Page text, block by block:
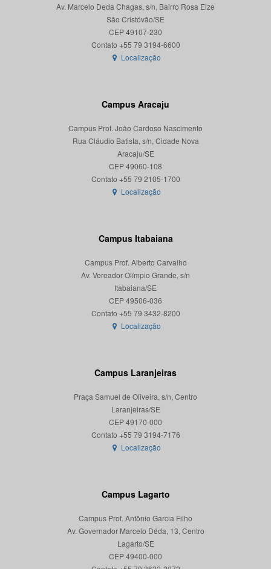
Av. Marcelo Deda Chagas, s/n, Bairro Rosa Elze
São Cristóvão/SE
CEP 49107-230
Localização
Campus Aracaju
Campus Prof. João Cardoso Nascimento
Rua Cláudio Batista, s/n, Cidade Nova
Aracaju/SE
CEP 49060-108
Localização
Campus Itabaiana
Campus Prof. Alberto Carvalho
Av. Vereador Olímpio Grande, s/n
Itabaiana/SE
CEP 49506-036
Localização
Campus Laranjeiras
Praça Samuel de Oliveira, s/n, Centro
Laranjeiras/SE
CEP 49170-000
Localização
Campus Lagarto
Campus Prof. Antônio Garcia Filho
Av. Governador Marcelo Déda, 13, Centro
Lagarto/SE
CEP 49400-000